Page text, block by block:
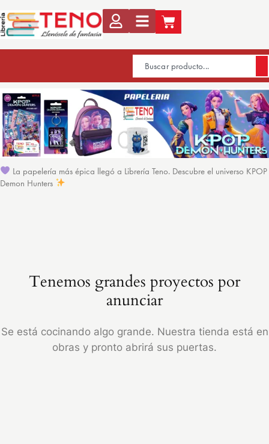
La papelería más épica llegó a Librería Teno. Descubre el universo KPOP
Demon Hunters
Tenemos grandes proyectos por
anunciar
Se está cocinando algo grande. Nuestra tienda está en
obras y pronto abrirá sus puertas.